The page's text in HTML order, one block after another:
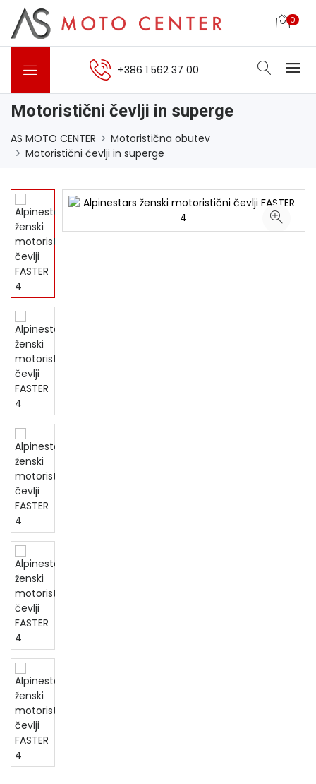
0
+386 1 562 37 00
Motoristični čevlji in superge
AS MOTO CENTER
Motoristična obutev
Motoristični čevlji in superge